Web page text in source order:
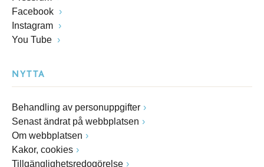
Facebook
Instagram
You Tube
NYTTA
Behandling av personuppgifter
Senast ändrat på webbplatsen
Om webbplatsen
Kakor, cookies
Tillgänglighetsredogörelse